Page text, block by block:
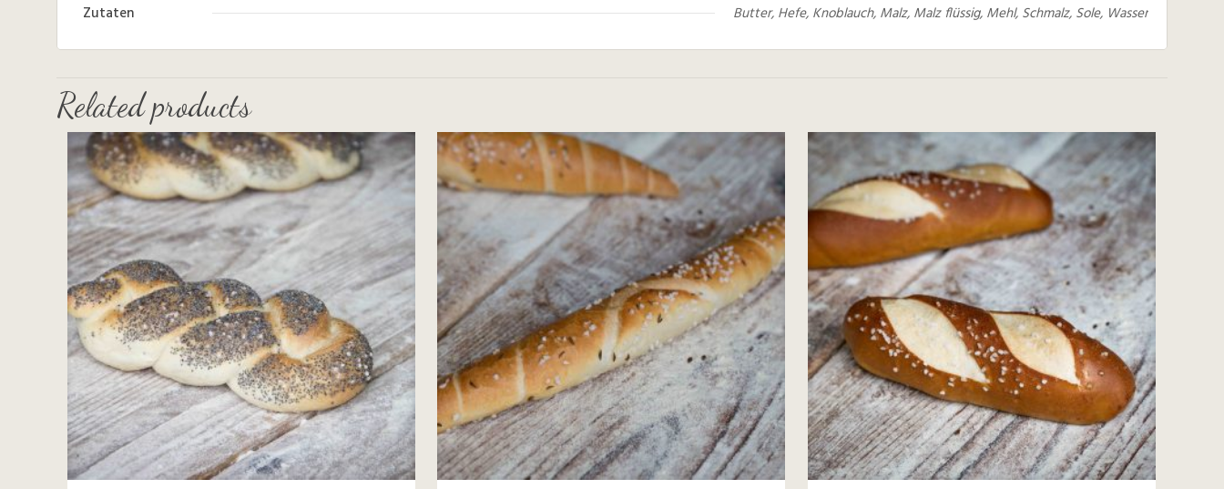
Zutaten
Butter, Hefe, Knoblauch, Malz, Malz flüssig, Mehl, Schmalz, Sole, Wasser
Related products